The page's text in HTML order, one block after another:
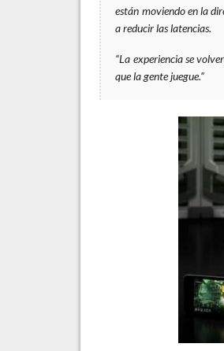
están moviendo en la
a reducir las latencias.
“La experiencia se
que la gente juegue.”